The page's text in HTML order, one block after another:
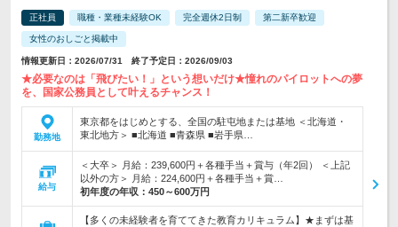
正社員 職種・業種未経験OK 完全週休2日制 第二新卒歓迎
女性のおしごと掲載中
情報更新日：2026/07/31 終了予定日：2026/09/03
★必要なのは「飛びたい！」という想いだけ★憧れのパイロットへの夢
を、国家公務員として叶えるチャンス！
勤務地
東京都をはじめとする、全国の駐屯地または基地 ＜北海道・
東北地方＞ ■北海道 ■青森県 ■岩手県…
給与
＜大卒＞ 月給：239,600円＋各種手当＋賞与（年2回） ＜上記
以外の方＞ 月給：224,600円＋各種手当＋賞…
初年度の年収： 450～600万円
【多くの未経験者を育ててきた教育カリキュラム】★まずは基